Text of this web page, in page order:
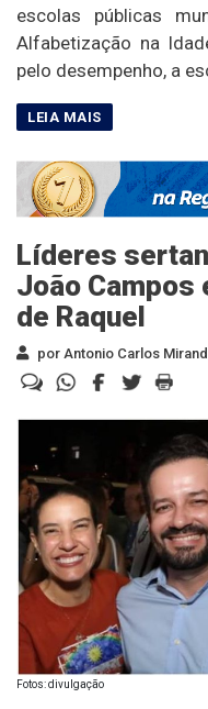
escolas públicas
Alfabetização na
pelo desempenho, a
Líderes
João Campos
de Raquel
por Antonio Carlos
Fotos: divulgação